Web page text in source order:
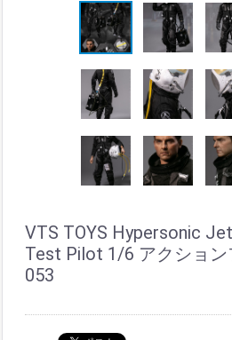
VTS TOYS Hypersonic
Test Pilot 1/6 アクショ
053